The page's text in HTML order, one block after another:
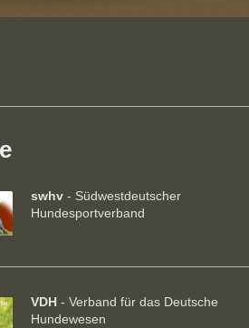
swhv - Südwestdeutscher
Hundesportverband
VDH - Verband für das Deutsche
Hundewesen